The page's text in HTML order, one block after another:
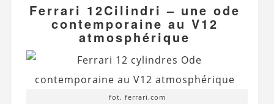
Ferrari 12Cilindri – une ode
contemporaine au V12
atmosphérique
fot. ferrari.com